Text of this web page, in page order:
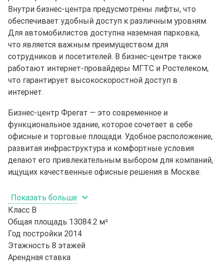
Внутри бизнес-центра предусмотрены лифты, что
обеспечивает удобный доступ к различным уровням.
Для автомобилистов доступна наземная парковка,
что является важным преимуществом для
сотрудников и посетителей. В бизнес-центре также
работают интернет-провайдеры МГТС и Ростелеком,
что гарантирует высокоскоростной доступ в
интернет.
Бизнес-центр Фрегат — это современное и
функциональное здание, которое сочетает в себе
офисные и торговые площади. Удобное расположение,
развитая инфраструктура и комфортные условия
делают его привлекательным выбором для компаний,
ищущих качественные офисные решения в Москве.
Показать больше
Класс B
Общая площадь 13084.2 м²
Год постройки 2014
Этажность 8 этажей
Арендная ставка